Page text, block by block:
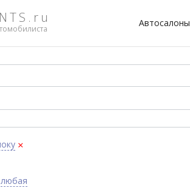
Автосалоны
×
любая